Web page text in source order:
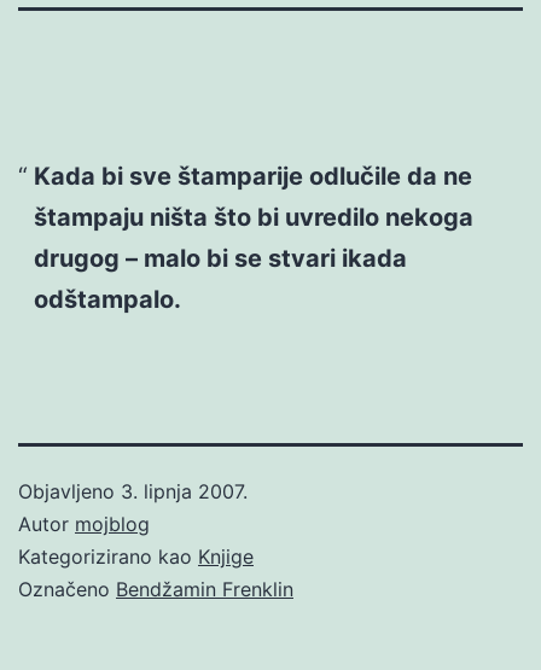
Kada bi sve štamparije odlučile da ne
štampaju ništa što bi uvredilo nekoga
drugog – malo bi se stvari ikada
odštampalo.
Objavljeno 3. lipnja 2007.
Autor mojblog
Kategorizirano kao Knjige
Označeno Bendžamin Frenklin